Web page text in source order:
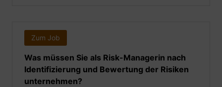
Zum Job
Was müssen Sie als Risk-Managerin nach
Identifizierung und Bewertung der Risiken
unternehmen?